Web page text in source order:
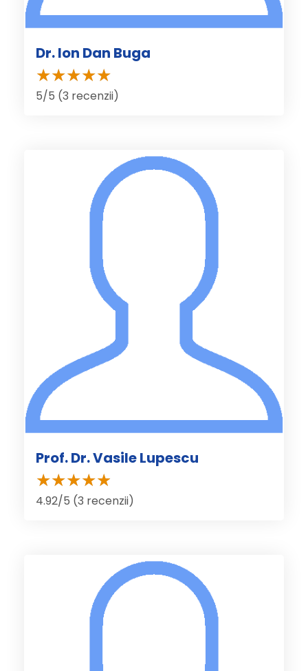
Dr. Ion Dan Buga
5/5 (3 recenzii)
Prof. Dr. Vasile Lupescu
4.92/5 (3 recenzii)